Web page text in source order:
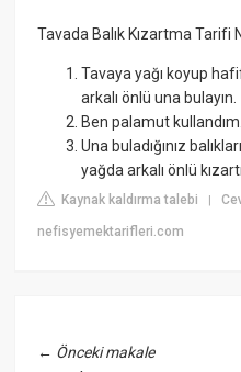
Tavada Balık Kızartma Tarifi
Tavaya yağı koyup
arkalı önlü una bulayın.
Ben palamut
Una buladığınız
yağda arkalı önlü
Kaynak kaldırma talebi |
nefisyemektarifleri.com
← Önceki makale